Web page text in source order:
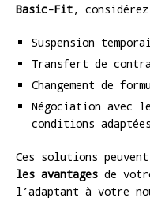
Basic-Fit,
Suspension
Transfert de
Changement de
Négociation avec
conditions adaptées
Ces solutions
les avantages de
l’adaptant à votre